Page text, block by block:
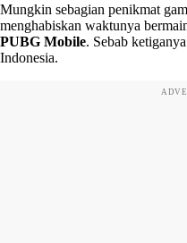
Mungkin sebagian penikmat
menghabiskan waktunya
PUBG Mobile. Sebab
Indonesia.